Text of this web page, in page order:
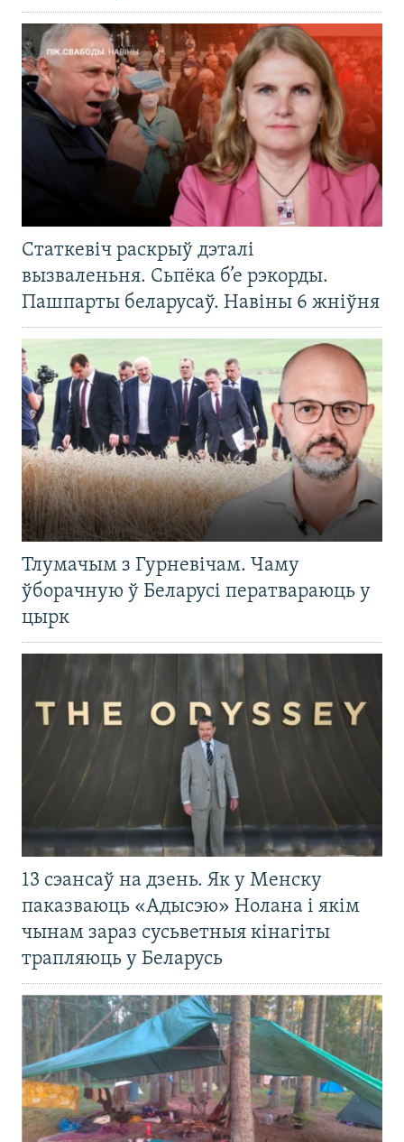
Статкевіч раскрыў дэталі
вызваленьня. Сьпёка б’е рэкорды.
Пашпарты беларусаў. Навіны 6 жніўня
Тлумачым з Гурневічам. Чаму
ўборачную ў Беларусі ператвараюць у
цырк
13 сэансаў на дзень. Як у Менску
паказваюць «Адысэю» Нолана і якім
чынам зараз сусьветныя кінагіты
трапляюць у Беларусь